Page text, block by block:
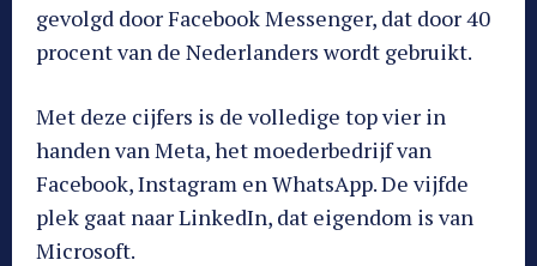
gevolgd door Facebook Messenger, dat door 40
procent van de Nederlanders wordt gebruikt.
Met deze cijfers is de volledige top vier in
handen van Meta, het moederbedrijf van
Facebook, Instagram en WhatsApp. De vijfde
plek gaat naar LinkedIn, dat eigendom is van
Microsoft.